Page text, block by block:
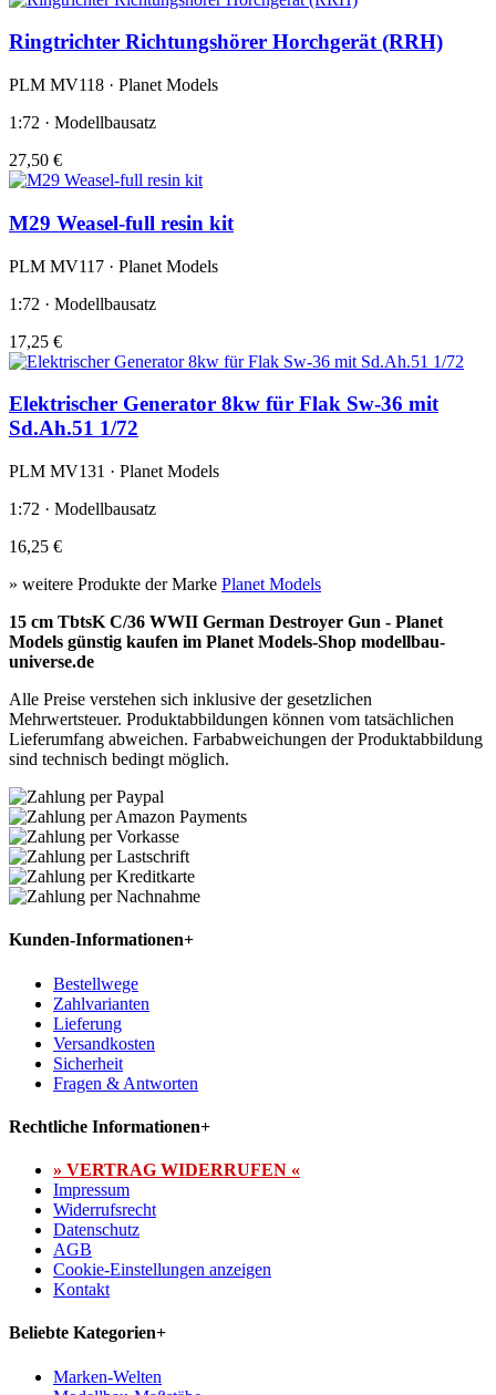
Ringtrichter Richtungshörer Horchgerät (RRH)
PLM MV118 · Planet Models
1:72 · Modellbausatz
27,50 €
M29 Weasel-full resin kit
PLM MV117 · Planet Models
1:72 · Modellbausatz
17,25 €
Elektrischer Generator 8kw für Flak Sw-36 mit
Sd.Ah.51 1/72
PLM MV131 · Planet Models
1:72 · Modellbausatz
16,25 €
» weitere Produkte der Marke Planet Models
15 cm TbtsK C/36 WWII German Destroyer Gun - Planet
Models günstig kaufen im Planet Models-Shop modellbau-
universe.de
Alle Preise verstehen sich inklusive der gesetzlichen
Mehrwertsteuer. Produktabbildungen können vom tatsächlichen
Lieferumfang abweichen. Farbabweichungen der Produktabbildung
sind technisch bedingt möglich.
Kunden-Informationen+
Bestellwege
Zahlvarianten
Lieferung
Versandkosten
Sicherheit
Fragen & Antworten
Rechtliche Informationen+
» VERTRAG WIDERRUFEN «
Impressum
Widerrufsrecht
Datenschutz
AGB
Cookie-Einstellungen anzeigen
Kontakt
Beliebte Kategorien+
Marken-Welten